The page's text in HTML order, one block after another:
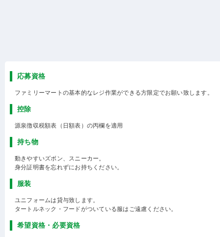
応募資格
ファミリーマートの基本的なレジ作業ができる方限定でお願い致します。
控除
源泉徴収税額表（日額表）の丙欄を適用
持ち物
動きやすいズボン、スニーカー。
身分証明書を忘れずにお持ちください。
服装
ユニフォームは貸与致します。
タートルネック・フードがついている服はご遠慮ください。
希望資格・必要資格